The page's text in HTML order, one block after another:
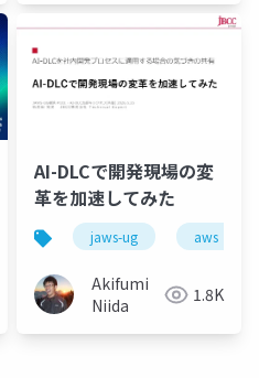
AI-DLCで開発現場の変
革を加速してみた
jaws-ug aws
Akifumi
Niida
1.8K